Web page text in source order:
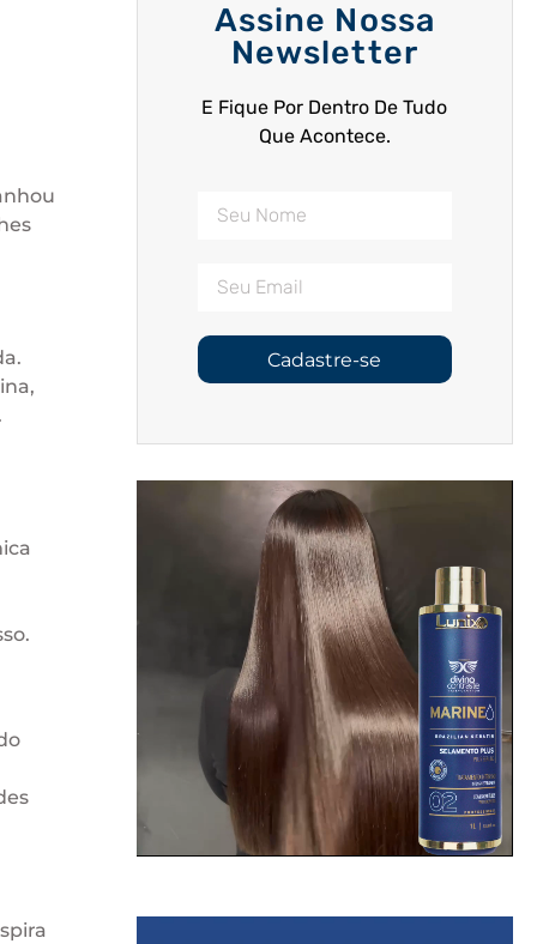
Assine Nossa
Newsletter
E Fique Por Dentro De Tudo
Que Acontece.
Cadastre-se